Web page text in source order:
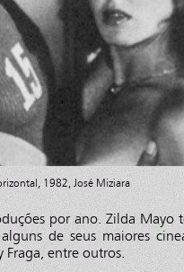
1982, José Miziara
por ano. Zilda Mayo
de seus maiores
Fraga, entre outros.